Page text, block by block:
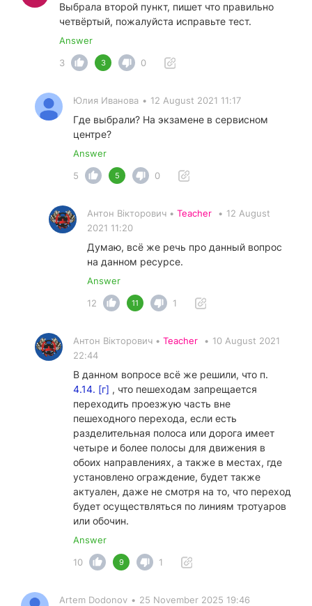
Выбрала второй пункт, пишет что правильно
четвёртый, пожалуйста исправьте тест.
Answer
3
3 0
Юлия Иванова • 12 August 2021 11:17
Где выбрали? На экзамене в сервисном
центре?
Answer
5
5 0
Антон Вікторович • Teacher • 12 August
2021 11:20
Думаю, всё же речь про данный вопрос
на данном ресурсе.
Answer
12
11 1
Антон Вікторович • Teacher • 10 August 2021
22:44
В данном вопросе всё же решили, что п.
4.14. [г] , что пешеходам запрещается
переходить проезжую часть вне
пешеходного перехода, если есть
разделительная полоса или дорога имеет
четыре и более полосы для движения в
обоих направлениях, а также в местах, где
установлено ограждение, будет также
актуален, даже не смотря на то, что переход
будет осуществляться по линиям тротуаров
или обочин.
Answer
10
9 1
Artem Dodonov • 25 November 2025 19:46